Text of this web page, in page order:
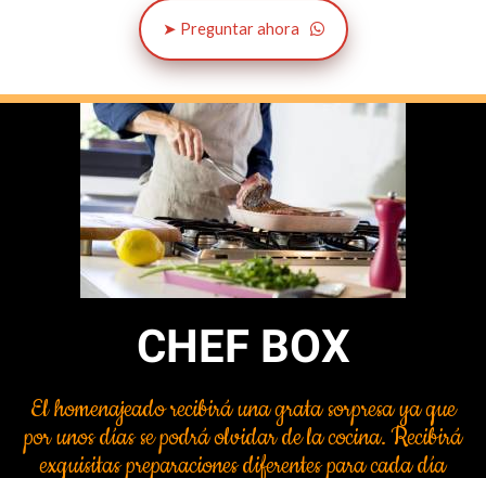
➤ Preguntar ahora
CHEF BOX
El homenajeado recibirá una grata sorpresa ya que
por unos días se podrá olvidar de la cocina. Recibirá
exquisitas preparaciones diferentes para cada día